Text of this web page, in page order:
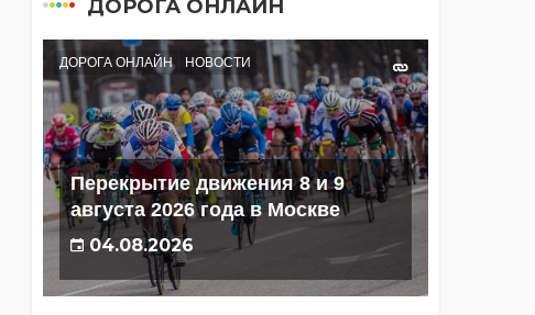
ДОРОГА ОНЛАЙН
ДОРОГА ОНЛАЙН НОВОСТИ
Перекрытие движения 8 и 9
августа 2026 года в Москве
04.08.2026